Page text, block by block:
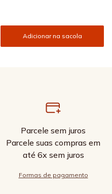
Adicionar na sacola
Parcele sem juros
Parcele suas compras em
até 6x sem juros
Formas de pagamento